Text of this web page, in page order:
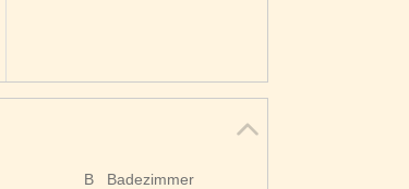
B
Badezimmer